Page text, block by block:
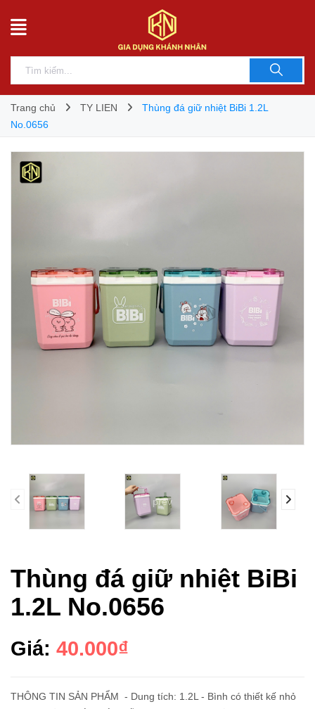
Trang chủ TY LIEN
Thùng đá giữ nhiệt BiBi 1.2L
No.0656
prev
Thùng đá giữ nhiệt BiBi
1.2L No.0656
Giá: 40.000₫
THÔNG TIN SẢN PHẨM - Dung tích: 1.2L - Bình có thiết kế nhỏ